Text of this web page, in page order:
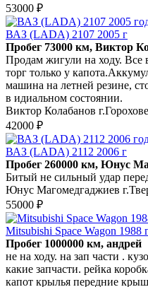
53000 ₽
ВАЗ (LADA) 2107 2005 г
Пробег 73000 км, Виктор
Продам жигули на ходу. Все
торг только у
машина на летней резине,
в идиальном состоянии.
Виктор Колабанов
42000 ₽
ВАЗ (LADA) 2112 2006 г
Пробег 260000 км, Юнус
Битый не сильный удар
Юнус Магомедгаджиев
55000 ₽
Mitsubishi Space Wagon 1988
Пробег 1000000 км, андрей
не на ходу. на зап части .
какие запчасти. рейка
капот крылья передние